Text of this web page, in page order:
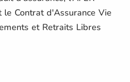
Contrat d'Assurance Vie
et Retraits Libres